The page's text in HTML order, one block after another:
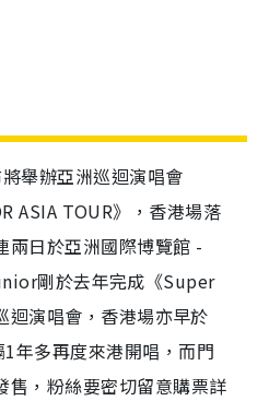
舉辦亞洲巡迴演唱會
ASIA TOUR》，香港場落
兩日於亞洲國際博覽館 -
剛於去年完成《Super
迴演唱會，香港場亦早於
年多再度來港開唱，而門
售，粉絲要密切留意購票詳